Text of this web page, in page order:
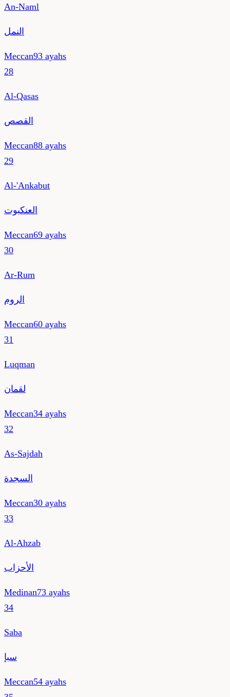
An-Naml
النمل
Meccan93 ayahs
28
Al-Qasas
القصص
Meccan88 ayahs
29
Al-'Ankabut
العنكبوت
Meccan69 ayahs
30
Ar-Rum
الروم
Meccan60 ayahs
31
Luqman
لقمان
Meccan34 ayahs
32
As-Sajdah
السجدة
Meccan30 ayahs
33
Al-Ahzab
الأحزاب
Medinan73 ayahs
34
Saba
سبإ
Meccan54 ayahs